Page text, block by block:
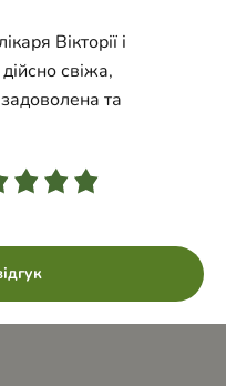
Вікторії і
свіжа,
та